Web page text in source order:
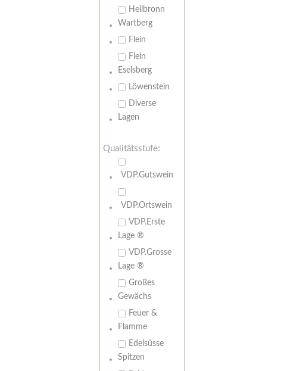
Heilbronn
Wartberg
Flein
Flein
Eselsberg
Löwenstein
Diverse
Lagen
Qualitätsstufe:
VDP.Gutswein
VDP.Ortswein
VDP.Erste
Lage ®
VDP.Grosse
Lage ®
Großes
Gewächs
Feuer &
Flamme
Edelsüsse
Spitzen